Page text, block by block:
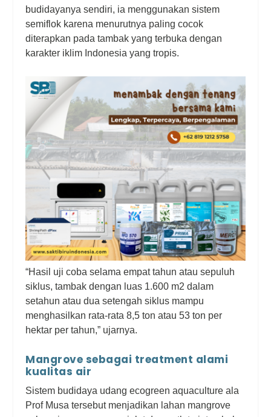
budidayanya sendiri, ia menggunakan sistem
semiflok karena menurutnya paling cocok
diterapkan pada tambak yang terbuka dengan
karakter iklim Indonesia yang tropis.
“Hasil uji coba selama empat tahun atau sepuluh
siklus, tambak dengan luas 1.600 m2 dalam
setahun atau dua setengah siklus mampu
menghasilkan rata-rata 8,5 ton atau 53 ton per
hektar per tahun,” ujarnya.
Mangrove sebagai treatment alami
kualitas air
Sistem budidaya udang ecogreen aquaculture ala
Prof Musa tersebut menjadikan lahan mangrove